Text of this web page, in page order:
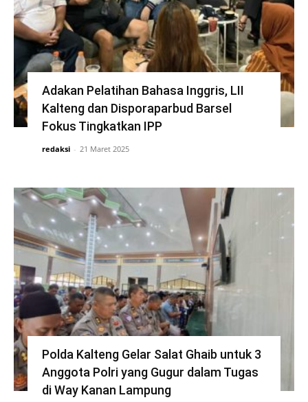
Adakan Pelatihan Bahasa Inggris, LII
Kalteng dan Disporaparbud Barsel
Fokus Tingkatkan IPP
redaksi - 21 Maret 2025
Polda Kalteng Gelar Salat Ghaib untuk 3
Anggota Polri yang Gugur dalam Tugas
di Way Kanan Lampung